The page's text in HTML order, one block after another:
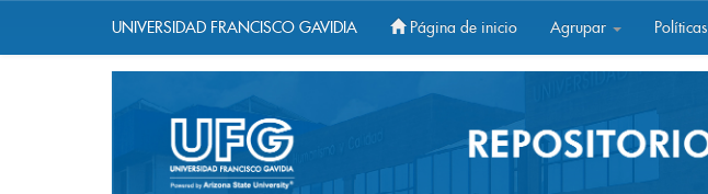
UNIVERSIDAD FRANCISCO GAVIDIA Página de inicio Agrupar Políticas